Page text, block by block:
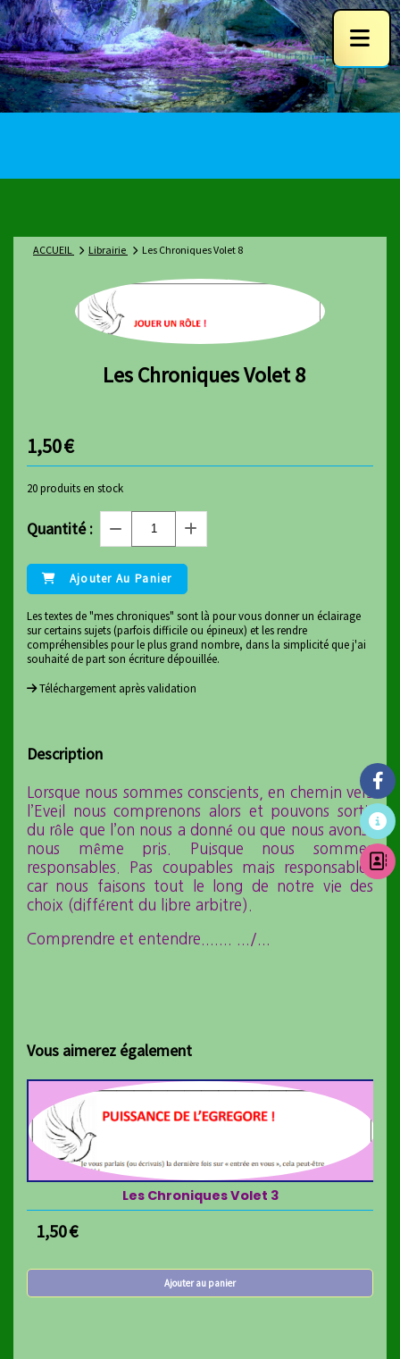
ACCUEIL Librairie Les Chroniques Volet 8
Les Chroniques Volet 8
1,50€
20produits en stock
Quantité :
Ajouter Au Panier
Les textes de "mes chroniques" sont là pour vous donner un éclairage
sur certains sujets (parfois difficile ou épineux) et les rendre
compréhensibles pour le plus grand nombre, dans la simplicité que j'ai
souhaité de part son écriture dépouillée.
Téléchargement après validation
Description
Lorsque nous sommes conscients, en chemin vers
l’Eveil nous comprenons alors et pouvons sortir
du rôle que l’on nous a donné ou que nous avons-
nous même pris. Puisque nous sommes
responsables. Pas coupables mais responsables
car nous faisons tout le long de notre vie des
choix (différent du libre arbitre).
Comprendre et entendre....... .../...
Vous aimerez également
Les Chroniques Volet 4
1,50€
Ajouter au panier